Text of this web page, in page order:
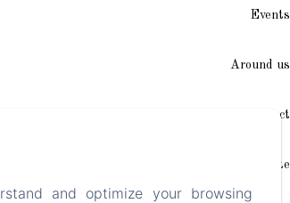
Events
Around us
Access / Contact
Plan du site
and optimize your browsing